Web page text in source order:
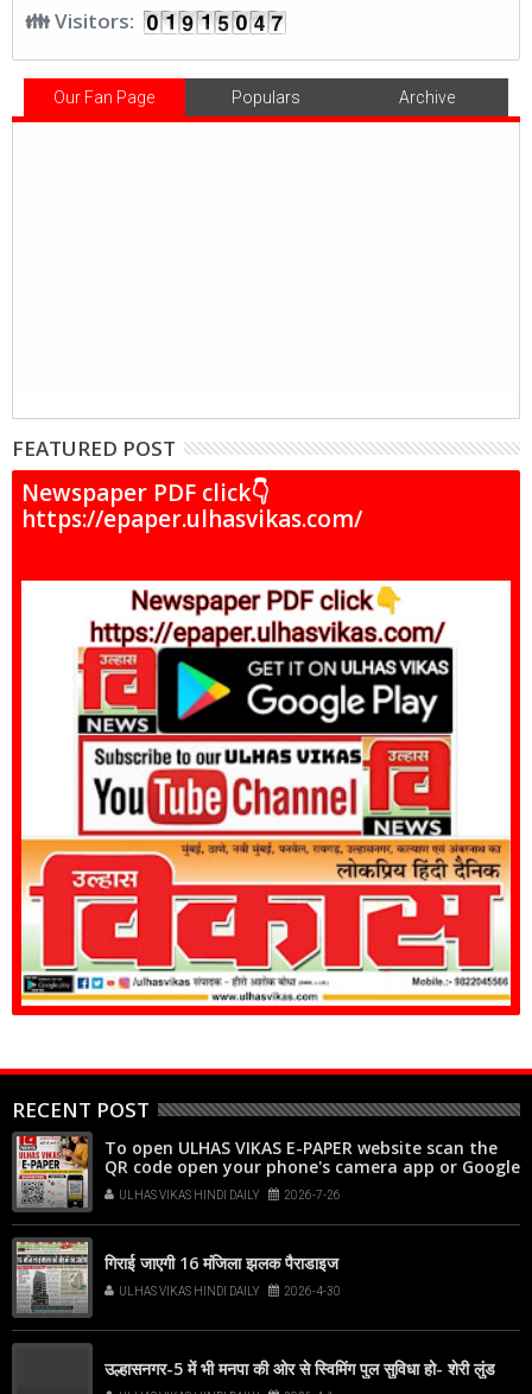
👪 Visitors:
Our Fan Page Populars Archive
FEATURED POST
Newspaper PDF click👇
https://epaper.ulhasvikas.com/
RECENT POST
To open ULHAS VIKAS E-PAPER website scan the
QR code open your phone's camera app or Google
Lens, point it at the code, and tap the web link
popup that appears on your screen
ULHAS VIKAS HINDI DAILY 2026-7-26
गिराई जाएगी 16 मंजिला झलक पैराडाइज
ULHAS VIKAS HINDI DAILY 2026-4-30
उल्हासनगर-5 में भी मनपा की ओर से स्विमिंग पुल सुविधा हो- शेरी लुंड